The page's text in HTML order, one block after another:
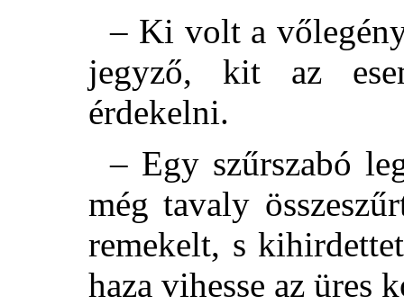
– Ki volt a
jegyző, kit az
érdekelni.
– Egy szűrszabó
még tavaly
remekelt, s
haza vihesse az üres